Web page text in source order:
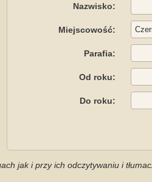
Nazwisko:
Miejscowość:
Parafia:
Od roku:
Do roku:
jak i przy ich odczytywaniu i